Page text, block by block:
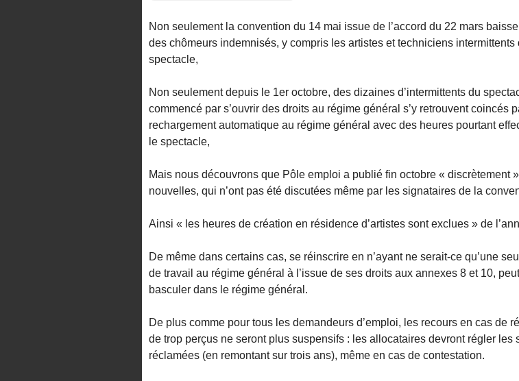
Non seulement la convention du 14 mai issue de l’accord du 22 mars
des chômeurs indemnisés, y compris les artistes et techniciens intermittents
spectacle,
Non seulement depuis le 1er octobre, des dizaines d’intermittents du
commencé par s’ouvrir des droits au régime général s’y retrouvent coincés
rechargement automatique au régime général avec des heures pourtant
le spectacle,
Mais nous découvrons que Pôle emploi a publié fin octobre « discrètement
nouvelles, qui n’ont pas été discutées même par les signataires de la
Ainsi « les heures de création en résidence d’artistes sont exclues » de
De même dans certains cas, se réinscrire en n’ayant ne serait-ce qu’une
de travail au régime général à l’issue de ses droits aux annexes 8 et 10,
basculer dans le régime général.
De plus comme pour tous les demandeurs d’emploi, les recours en cas de
de trop perçus ne seront plus suspensifs : les allocataires devront régler les
réclamées (en remontant sur trois ans), même en cas de contestation.